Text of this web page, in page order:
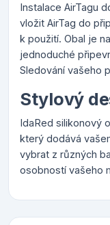
Instalace AirTagu
vložit AirTag do
k použití. Obal je
jednoduché
Sledování vašeho
Stylový
IdaRed silikonový
který dodává
vybrat z různých
osobností vašeho